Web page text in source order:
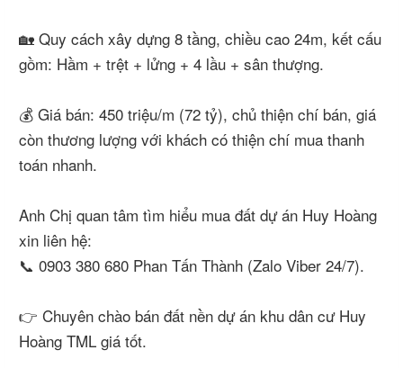
🏡 Quy cách xây dựng 8 tầng, chiều cao 24m, kết cấu
gồm: Hầm + trệt + lửng + 4 lầu + sân thượng.
💰 Giá bán: 450 triệu/m (72 tỷ), chủ thiện chí bán, giá
còn thương lượng với khách có thiện chí mua thanh
toán nhanh.
Anh Chị quan tâm tìm hiểu mua đất dự án Huy Hoàng
xin liên hệ:
📞 0903 380 680 Phan Tấn Thành (Zalo Viber 24/7).
👉 Chuyên chào bán đất nền dự án khu dân cư Huy
Hoàng TML giá tốt.